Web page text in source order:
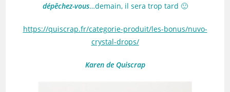
dépêchez-vous…demain, il sera trop tard 🙂
https://quiscrap.fr/categorie-produit/les-bonus/nuvo-
crystal-drops/
Karen de Quiscrap